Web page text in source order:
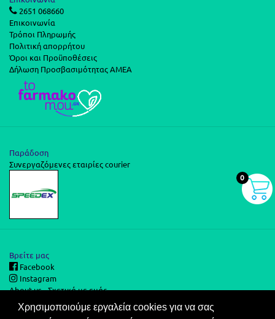
2651 068660
Επικοινωνία
Τρόποι Πληρωμής
Πολιτική απορρήτου
Όροι και Προϋποθέσεις
Δήλωση Προσβασιμότητας ΑΜΕΑ
Παράδοση
Συνεργαζόμενες εταιρίες courier
Βρείτε μας
Facebook
Instagram
About us - Σχετικά με εμάς
0
Χρησιμοποιούμε εργαλεία cookies για να σας